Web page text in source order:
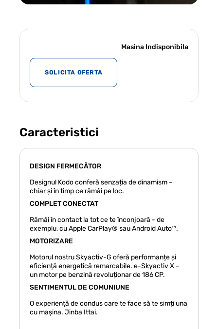
Masina Indisponibila
SOLICITA OFERTA
Caracteristici
DESIGN FERMECĂTOR
Designul Kodo conferă senzația de dinamism –
chiar și în timp ce rămâi pe loc.
COMPLET CONECTAT
Rămâi în contact la tot ce te înconjoară - de
exemplu, cu Apple CarPlay® sau Android Auto™.
MOTORIZARE
Motorul nostru Skyactiv-G oferă performanțe și
eficiență energetică remarcabile. e-Skyactiv X –
un motor pe benzină revoluționar de 186 CP.
SENTIMENTUL DE COMUNIUNE
O experiență de condus care te face să te simți una
cu mașina. Jinba Ittai.